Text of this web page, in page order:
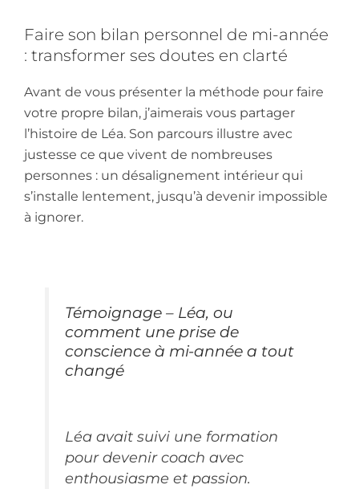
Faire son bilan personnel de mi-année
: transformer ses doutes en clarté
Avant de vous présenter la méthode pour faire
votre propre bilan, j’aimerais vous partager
l’histoire de Léa. Son parcours illustre avec
justesse ce que vivent de nombreuses
personnes : un désalignement intérieur qui
s’installe lentement, jusqu’à devenir impossible
à ignorer.
Témoignage – Léa, ou
comment une prise de
conscience à mi-année a tout
changé
Léa avait suivi une formation
pour devenir coach avec
enthousiasme et passion.